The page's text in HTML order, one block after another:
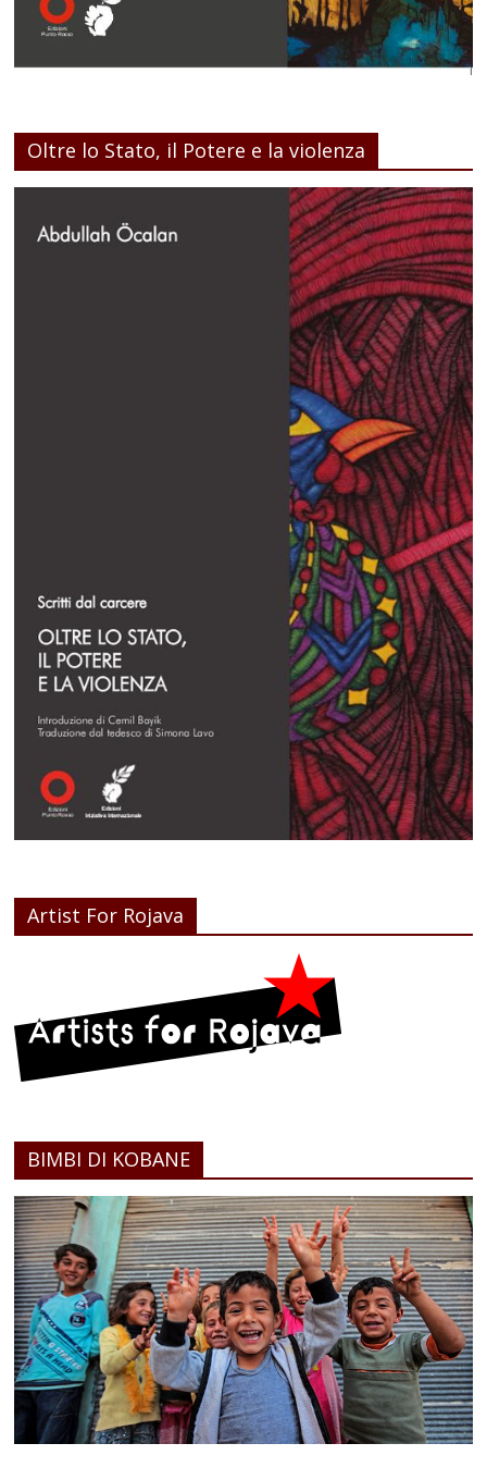
Oltre lo Stato, il Potere e la violenza
Artist For Rojava
BIMBI DI KOBANE